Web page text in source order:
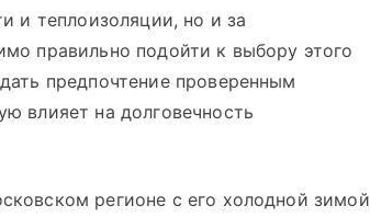
и теплоизоляции, но и за
правильно подойти к выбору этого
предпочтение проверенным
влияет на долговечность
регионе с его холодной зимой